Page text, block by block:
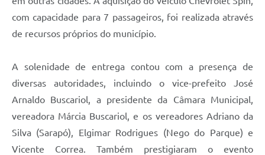
com capacidade para 7 passageiros, foi realizada através
de recursos próprios do município.
A solenidade de entrega contou com a presença de
diversas autoridades, incluindo o vice-prefeito José
Arnaldo Buscariol, a presidente da Câmara Municipal,
vereadora Márcia Buscariol, e os vereadores Adriano da
Silva (Sarapó), Elgimar Rodrigues (Nego do Parque) e
Vicente Correa. Também prestigiaram o evento